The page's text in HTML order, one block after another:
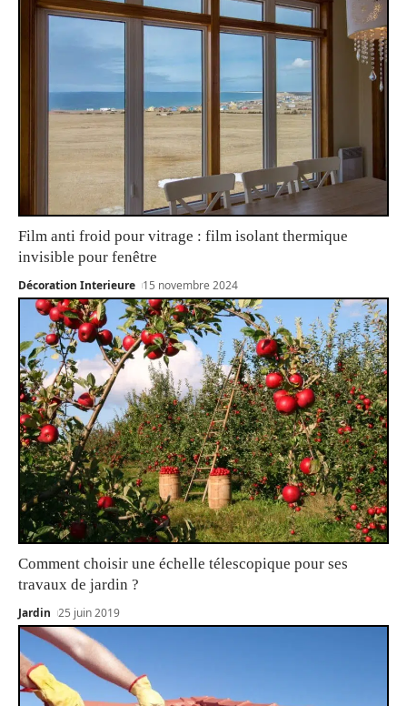
Film anti froid pour vitrage : film isolant thermique
invisible pour fenêtre
Décoration Interieure 15 novembre 2024
Comment choisir une échelle télescopique pour ses
travaux de jardin ?
Jardin 25 juin 2019